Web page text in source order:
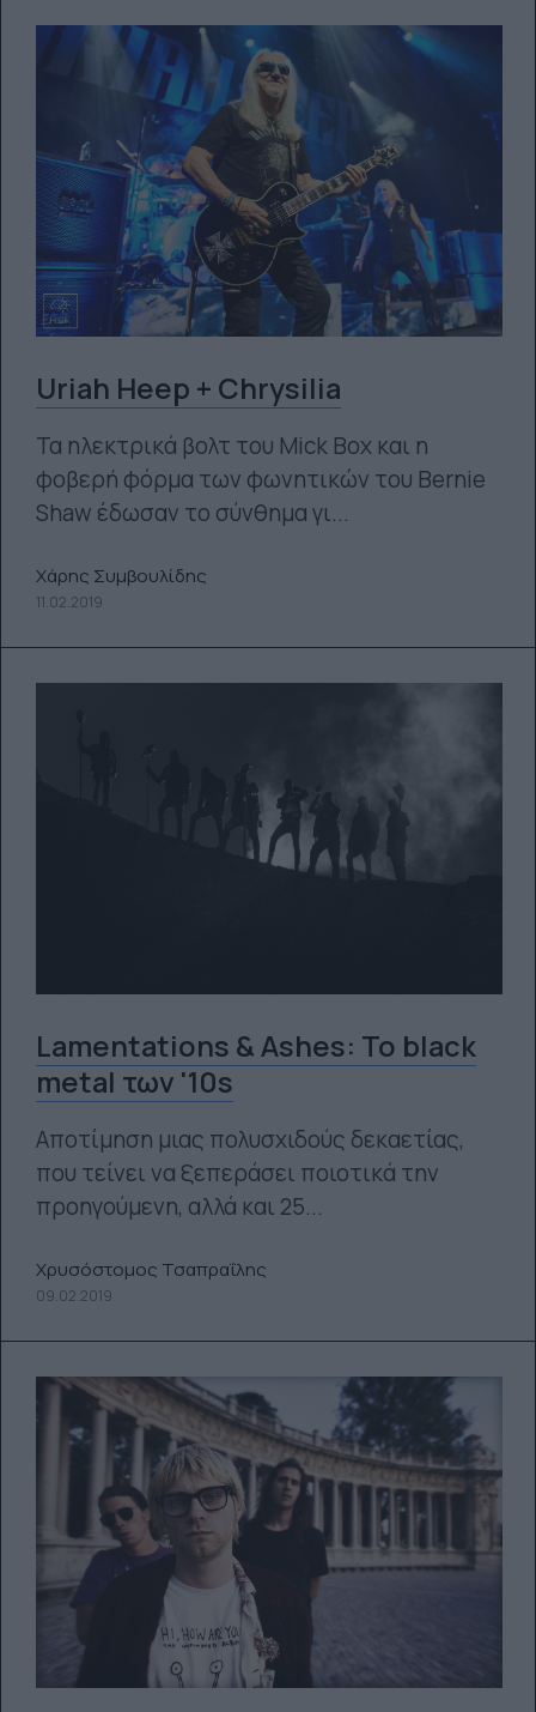
Uriah Heep + Chrysilia
Τα ηλεκτρικά βολτ του Mick Box και η
φοβερή φόρμα των φωνητικών του Bernie
Shaw έδωσαν το σύνθημα γι...
Χάρης Συμβουλίδης
11.02.2019
Lamentations & Ashes: Το black
metal των '10s
Αποτίμηση μιας πολυσχιδούς δεκαετίας,
που τείνει να ξεπεράσει ποιοτικά την
προηγούμενη, αλλά και 25...
Χρυσόστομος Τσαπραΐλης
09.02.2019